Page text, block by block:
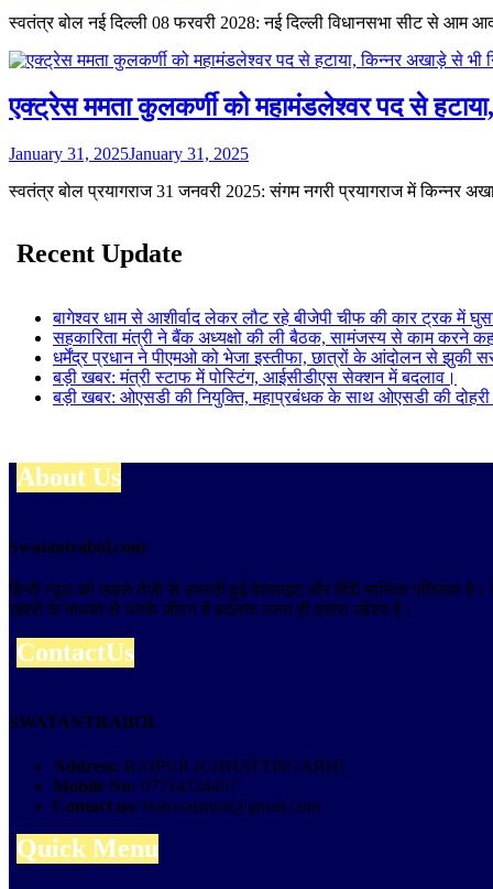
स्वतंत्र बोल नई दिल्ली 08 फरवरी 2028: नई दिल्ली विधानसभा सीट से आम
एक्ट्रेस ममता कुलकर्णी को महामंडलेश्वर पद से
January 31, 2025January 31, 2025
स्वतंत्र बोल प्रयागराज 31 जनवरी 2025: संगम नगरी प्रयागराज में किन्नर
Recent Update
बागेश्वर धाम से आशीर्वाद लेकर लौट रहे बीजेपी चीफ की कार ट्रक में
सहकारिता मंत्री ने बैंक अध्यक्षो की ली बैठक, सामंजस्य से काम करने
धर्मेंद्र प्रधान ने पीएमओ को भेजा इस्तीफा, छात्रों के आंदोलन से झुकी
बड़ी खबर: मंत्री स्टाफ में पोस्टिंग, आईसीडीएस सेक्शन में बदलाव।
बड़ी खबर: ओएसडी की नियुक्ति, महाप्रबंधक के साथ ओएसडी की दोहरी
About Us
Swatantrabol.com
हिन्दी न्यूज़ की सबसे तेजी से उभरती हुई वेबसाइट और हिंदी मासिक पत्रिका
खबरों के माध्यम से उनके जीवन में बदलाव लाना ही हमारा उद्देश्य है।
ContactUs
SWATANTRABOL
Address: RAIPUR (CHHATTISGARH)
Mobile No: 07714334457
Contact us: bolswatantra@gmail.com
Quick Menu